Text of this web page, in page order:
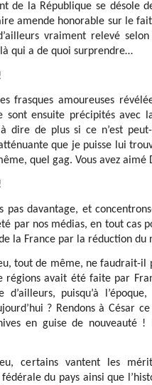
de la République se désole
amende honorable sur le
vraiment relevé
qui a de quoi surprendre…
frasques amoureuses
sont ensuite précipités avec
dire de plus si ce n’est
que je puisse lui
quel gag. Vous avez
pas davantage, et
par nos médias, en tout cas
la France par la réduction du
tout de même, ne faudrait-
régions avait été faite par
d’ailleurs, puisqu’à
? Rendons à César
en guise de
certains vantent les
fédérale du pays ainsi que